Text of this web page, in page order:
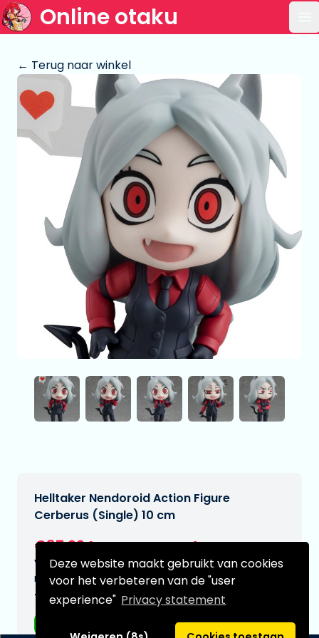
Deze website maakt gebruikt van cookies
voor het verbeteren van de "user
experience" Privacy statement
Online otaku
← Terug naar winkel
Helltaker Nendoroid Action Figure
Cerberus (Single) 10 cm
€87,99
Verwachtte leverdatum:
n.v.t.
Type: